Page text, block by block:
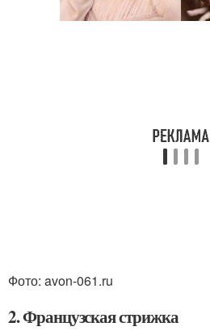
Фото: avon-061.ru
2. Французская стрижка